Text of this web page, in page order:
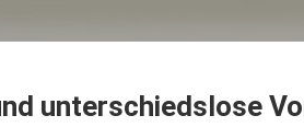
unterschiedslose